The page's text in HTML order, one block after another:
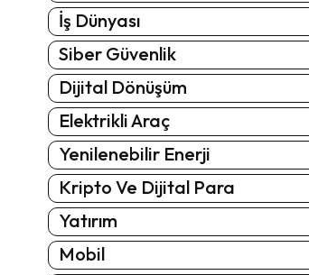
İş Dünyası
Siber Güvenlik
Dijital Dönüşüm
Elektrikli Araç
Yenilenebilir Enerji
Kripto Ve Dijital Para
Yatırım
Mobil